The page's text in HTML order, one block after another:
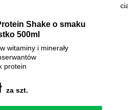
Shake o smaku
500ml
witaminy i minerały
protein
za szt.